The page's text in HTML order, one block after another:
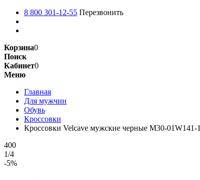
8 800 301-12-55 Перезвонить
Корзина0
Поиск
Кабинет0
Меню
Главная
Для мужчин
Обувь
Кроссовки
Кроссовки Velcave мужские черные M30-01W141-1
400
1/4
-5%